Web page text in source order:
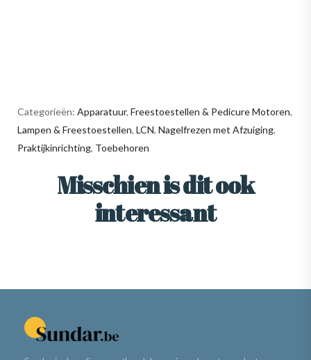
Categorieën: Apparatuur, Freestoestellen & Pedicure Motoren,
Lampen & Freestoestellen, LCN, Nagelfrezen met Afzuiging,
Praktijkinrichting, Toebehoren
Misschien is dit ook
interessant